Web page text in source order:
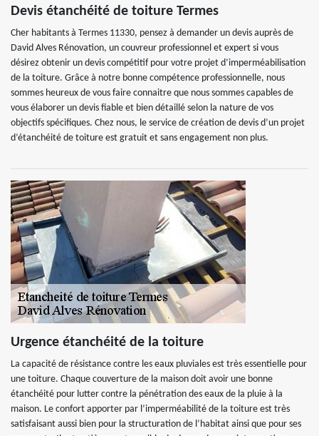
Devis étanchéité de toiture Termes
Cher habitants à Termes 11330, pensez à demander un devis auprès de
David Alves Rénovation, un couvreur professionnel et expert si vous
désirez obtenir un devis compétitif pour votre projet d’imperméabilisation
de la toiture. Grâce à notre bonne compétence professionnelle, nous
sommes heureux de vous faire connaitre que nous sommes capables de
vous élaborer un devis fiable et bien détaillé selon la nature de vos
objectifs spécifiques. Chez nous, le service de création de devis d’un projet
d’étanchéité de toiture est gratuit et sans engagement non plus.
Urgence étanchéité de la toiture
La capacité de résistance contre les eaux pluviales est très essentielle pour
une toiture. Chaque couverture de la maison doit avoir une bonne
étanchéité pour lutter contre la pénétration des eaux de la pluie à la
maison. Le confort apporter par l’imperméabilité de la toiture est très
satisfaisant aussi bien pour la structuration de l’habitat ainsi que pour ses